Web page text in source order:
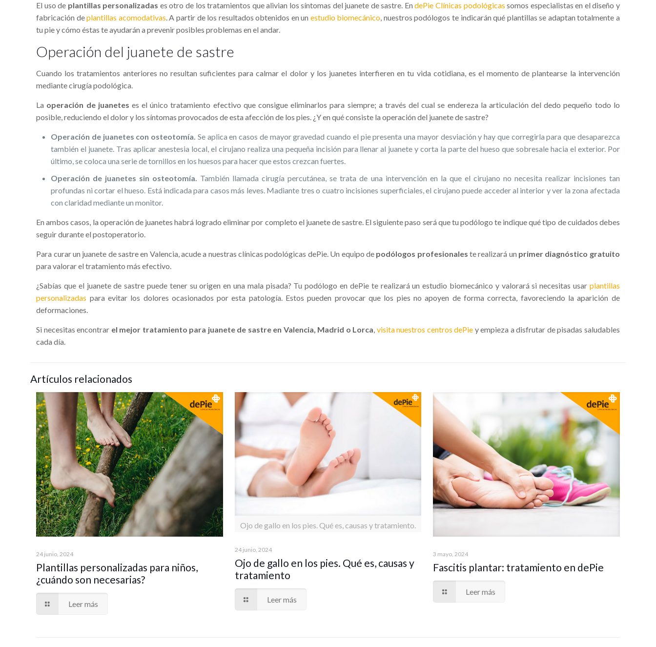
El uso de plantillas personalizadas es otro de los tratamientos que alivian los sí­ntomas del juanete de sastre. EndePie Clí­nicas podológicas somos especialistas en el diseño y
fabricación deplantillas acomodativas. A partir de los resultados obtenidos en un estudio biomecánico, nuestros podólogos te indicarán qué plantillas se adaptan totalmente a
tu pie y cómo éstas te ayudarán a prevenir posibles problemas en el andar.
Operación del juanete de sastre
Cuando los tratamientos anteriores no resultan suficientes para calmar el dolor y los juanetes interfieren en tu vida cotidiana, es el momento de plantearse la intervención
mediante cirugí­a podológica.
La operación de juanetes es el único tratamiento efectivo que consigue eliminarlos para siempre; a través del cual se endereza la articulación del dedo pequeño todo lo
posible, reduciendo el dolor y los sí­ntomas provocados de esta afección de los pies. ¿Y en qué consiste la operación del juanete de sastre?
Operación de juanetes con osteotomí­a. Se aplica en casos de mayor gravedad cuando el pie presenta una mayor desviación y hay que corregirla para que desaparezca
también el juanete. Tras aplicar anestesia local, el cirujano realiza una pequeña incisión para llenar al juanete y corta la parte del hueso que sobresale hacia el exterior. Por
último, se coloca una serie de tornillos en los huesos para hacer que estos crezcan fuertes.
Operación de juanetes sin osteotomí­a. También llamada cirugí­a percutánea, se trata de una intervención en la que el cirujano no necesita realizar incisiones tan
profundas ni cortar el hueso. Está indicada para casos más leves. Madiante tres o cuatro incisiones superficiales, el cirujano puede acceder al interior y ver la zona afectada
con claridad mediante un monitor.
En ambos casos, la operación de juanetes habrá logrado eliminar por completo el juanete de sastre. El siguiente paso será que tu podólogo te indique qué tipo de cuidados debes
seguir durante el postoperatorio.
Para curar un juanete de sastre en Valencia, acude a nuestras clí­nicas podológicas dePie. Un equipo de podólogos profesionales te realizará un primer diagnóstico gratuito
para valorar el tratamiento más efectivo.
¿Sabí­as que el juanete de sastre puede tener su origen en una mala pisada? Tu podólogo en dePie te realizará un estudio biomecánico y valorará si necesitas usar plantillas
personalizadas para evitar los dolores ocasionados por esta patologí­a. Estos pueden provocar que los pies no apoyen de forma correcta, favoreciendo la aparición de
deformaciones.
Si necesitas encontrar el mejor tratamiento para juanete de sastre en Valencia, Madrid o Lorca, visita nuestros centros dePie y empieza a disfrutar de pisadas saludables
cada dí­a.
Artículos relacionados
24 junio, 2024
Plantillas personalizadas para niños,
¿cuándo son necesarias?
Leer más
Ojo de gallo en los pies. Qué es, causas y tratamiento.
24 junio, 2024
Ojo de gallo en los pies. Qué es, causas y
tratamiento
Leer más
3 mayo, 2024
Fascitis plantar: tratamiento en dePie
Leer más